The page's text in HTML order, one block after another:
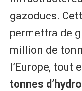
gazoducs.
permettra de
million de
l’Europe, tout
tonnes